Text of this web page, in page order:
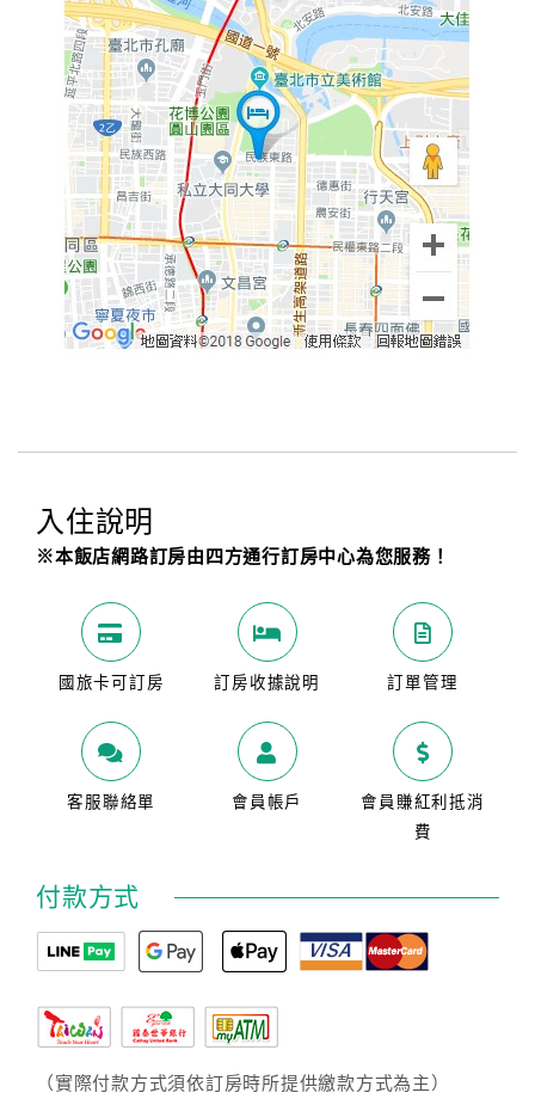
入住說明
※本飯店網路訂房由四方通行訂房中心為您服務！
國旅卡可訂房 訂房收據說明 訂單管理
客服聯絡單 會員帳戶
會員賺紅利抵消
費
付款方式
（實際付款方式須依訂房時所提供繳款方式為主）